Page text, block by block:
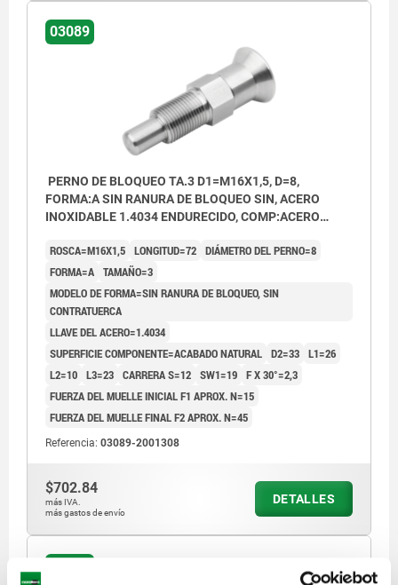
03089
PERNO DE BLOQUEO TA.3 D1=M16X1,5, D=8,
FORMA:A SIN RANURA DE BLOQUEO SIN, ACERO
INOXIDABLE 1.4034 ENDURECIDO, COMP:ACERO
ROSCA=M16X1,5 LONGITUD=72 DIÁMETRO DEL PERNO=8
FORMA=A TAMAÑO=3
MODELO DE FORMA=SIN RANURA DE BLOQUEO, SIN
CONTRATUERCA
LLAVE DEL ACERO=1.4034
SUPERFICIE COMPONENTE=ACABADO NATURAL D2=33 L1=26
L2=10 L3=23 CARRERA S=12 SW1=19 F X 30°=2,3
FUERZA DEL MUELLE INICIAL F1 APROX. N=15
FUERZA DEL MUELLE FINAL F2 APROX. N=45
Referencia: 03089-2001308
$702.84
más IVA.
más gastos de envío
DETALLES